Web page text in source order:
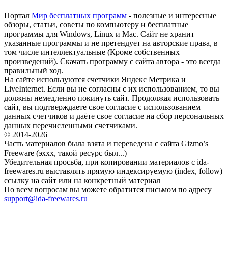
Портал Мир бесплатных программ - полезные и интересные
обзоры, статьи, советы по компьютеру и бесплатные
программы для Windows, Linux и Mac. Сайт не хранит
указанные программы и не претендует на авторские права, в
том числе интеллектуальные (Кроме собственных
произведений). Скачать программу с сайта автора - это всегда
правильный ход.
На сайте используются счетчики Яндекс Метрика и
LiveInternet. Если вы не согласны с их использованием, то вы
должны немедленно покинуть сайт. Продолжая использовать
сайт, вы подтверждаете свое согласие с использованием
данных счетчиков и даёте свое согласие на сбор персональных
данных перечисленными счетчиками.
© 2014-2026
Часть материалов была взята и переведена с сайта Gizmo’s
Freeware (эххх, такой ресурс был...)
Убедительная просьба, при копировании материалов с ida-
freewares.ru выставлять прямую индексируемую (index, follow)
ссылку на сайт или на конкретный материал
По всем вопросам вы можете обратится письмом по адресу
support@ida-freewares.ru